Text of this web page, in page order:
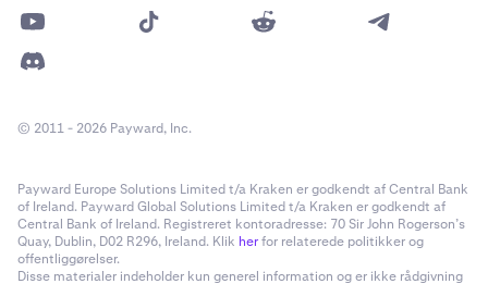
© 2011 - 2026 Payward, Inc.
Payward Europe Solutions Limited t/a Kraken er godkendt af Central Bank
of Ireland. Payward Global Solutions Limited t/a Kraken er godkendt af
Central Bank of Ireland. Registreret kontoradresse: 70 Sir John Rogerson’s
Quay, Dublin, D02 R296, Ireland. Klik herfor relaterede politikker og
offentliggørelser.
Disse materialer indeholder kun generel information og er ikke rådgivning